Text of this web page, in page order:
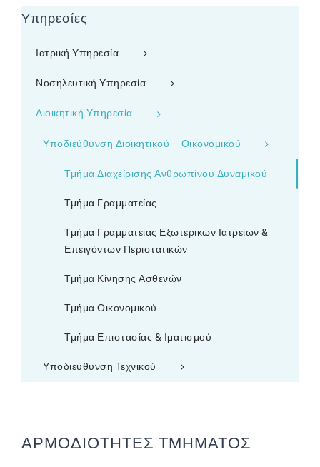
Υπηρεσίες
Ιατρική Υπηρεσία
Νοσηλευτική Υπηρεσία
Διοικητική Υπηρεσία
Υποδιεύθυνση Διοικητικού – Οικονομικού
Τμήμα Διαχείρισης Ανθρωπίνου Δυναμικού
Τμήμα Γραμματείας
Τμήμα Γραμματείας Εξωτερικών Ιατρείων &
Επειγόντων Περιστατικών
Τμήμα Κίνησης Ασθενών
Τμήμα Οικονομικού
Τμήμα Επιστασίας & Ιματισμού
Υποδιεύθυνση Τεχνικού
ΑΡΜΟΔΙΟΤΗΤΕΣ ΤΜΗΜΑΤΟΣ